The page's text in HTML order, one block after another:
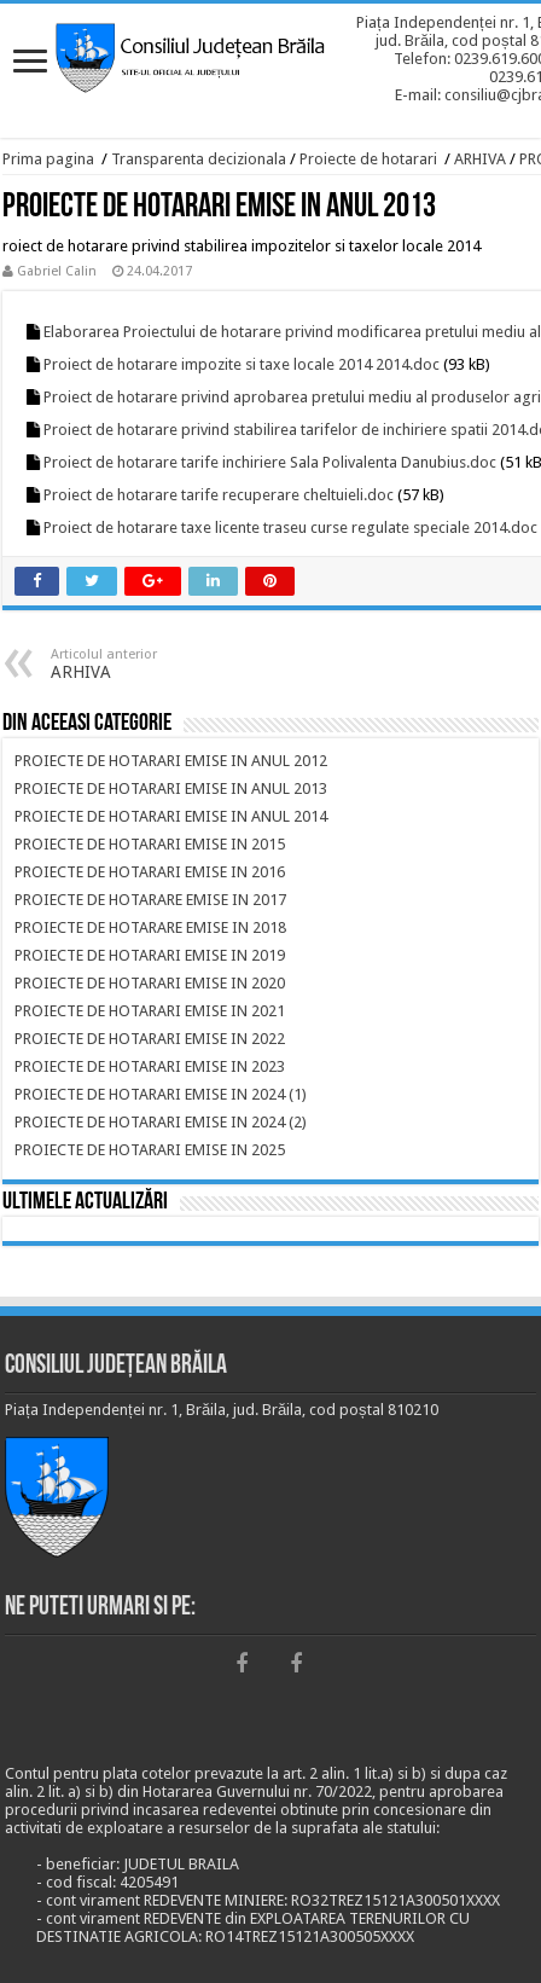
Piața Independenței nr. 1,
jud. Brăila, cod poștal
Telefon:
E-mail:
Prima pagina / Transparenta decizionala / Proiecte de hotarari / ARHIVA /
PROIECTE DE HOTARARI EMISE IN ANUL 2013
roiect de hotarare privind stabilirea impozitelor si taxelor locale 2014
Gabriel Calin 24.04.2017
Elaborarea Proiectului de hotarare privind modificarea pretului mediu
Proiect de hotarare impozite si taxe locale 2014 2014.doc (93 kB)
Proiect de hotarare privind aprobarea pretului mediu al produselor
Proiect de hotarare privind stabilirea tarifelor de inchiriere spatii
Proiect de hotarare tarife inchiriere Sala Polivalenta Danubius.doc (51
Proiect de hotarare tarife recuperare cheltuieli.doc (57 kB)
Proiect de hotarare taxe licente traseu curse regulate speciale 2014.doc
Articolul anterior
ARHIVA
Din aceeasi categorie
PROIECTE DE HOTARARI EMISE IN ANUL 2012
PROIECTE DE HOTARARI EMISE IN ANUL 2013
PROIECTE DE HOTARARI EMISE IN ANUL 2014
PROIECTE DE HOTARARI EMISE IN 2015
PROIECTE DE HOTARARI EMISE IN 2016
PROIECTE DE HOTARARE EMISE IN 2017
PROIECTE DE HOTARARE EMISE IN 2018
PROIECTE DE HOTARARI EMISE IN 2019
PROIECTE DE HOTARARI EMISE IN 2020
PROIECTE DE HOTARARI EMISE IN 2021
PROIECTE DE HOTARARI EMISE IN 2022
PROIECTE DE HOTARARI EMISE IN 2023
PROIECTE DE HOTARARI EMISE IN 2024 (1)
PROIECTE DE HOTARARI EMISE IN 2024 (2)
PROIECTE DE HOTARARI EMISE IN 2025
Ultimele actualizări
Consiliul Județean Brăila
Piața Independenței nr. 1, Brăila, jud. Brăila, cod poștal 810210
Ne puteti urmari si pe:
Contul pentru plata cotelor prevazute la art. 2 alin. 1 lit.a) si b) si dupa caz
alin. 2 lit. a) si b) din Hotararea Guvernului nr. 70/2022, pentru aprobarea
procedurii privind incasarea redeventei obtinute prin concesionare din
activitati de exploatare a resurselor de la suprafata ale statului:
- beneficiar: JUDETUL BRAILA
- cod fiscal: 4205491
- cont virament REDEVENTE MINIERE: RO32TREZ15121A300501XXXX
- cont virament REDEVENTE din EXPLOATAREA TERENURILOR CU
DESTINATIE AGRICOLA: RO14TREZ15121A300505XXXX